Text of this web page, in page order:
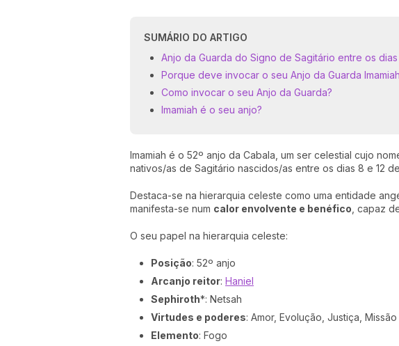
SUMÁRIO DO ARTIGO
Anjo da Guarda do Signo de Sagitário entre os
Porque deve invocar o seu Anjo da Guarda
Como invocar o seu Anjo da Guarda?
Imamiah é o seu anjo?
Imamiah é o 52º anjo da Cabala, um ser celestial cujo
nativos/as de Sagitário nascidos/as entre os dias 8 e 12
Destaca-se na hierarquia celeste como uma entidade
manifesta-se num calor envolvente e benéfico , capaz
O seu papel na hierarquia celeste:
Posição: 52º anjo
Arcanjo reitor: Haniel
Sephiroth*: Netsah
Virtudes e poderes: Amor, Evolução, Justiça,
Elemento: Fogo